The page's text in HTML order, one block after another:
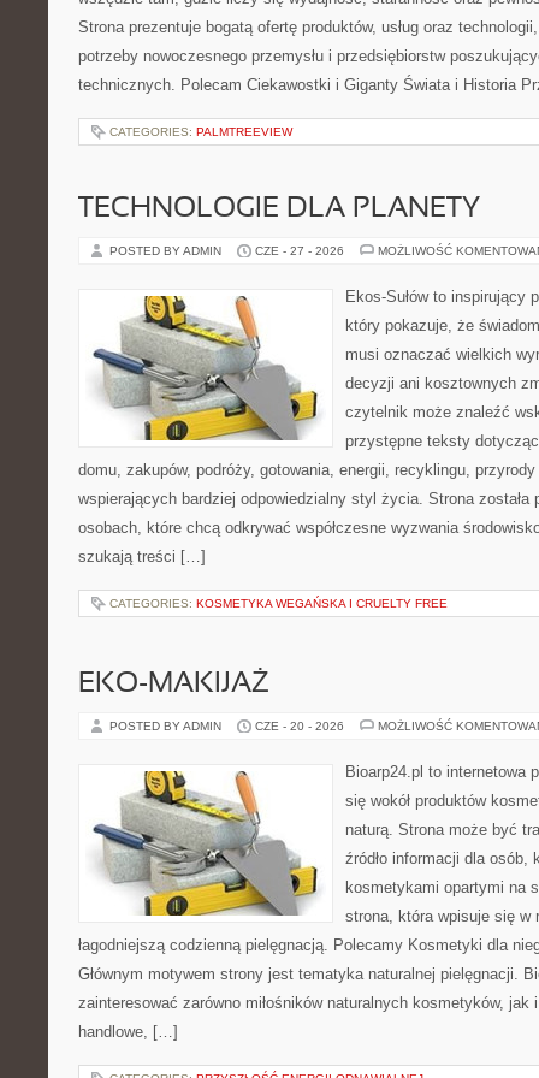
Strona prezentuje bogatą ofertę produktów, usług oraz
potrzeby nowoczesnego przemysłu i przedsiębiorstw
technicznych. Polecam Ciekawostki i Giganty Świata i Historia
CATEGORIES: PALMTREEVIEW
TECHNOLOGIE DLA PLANETY
POSTED BY ADMIN CZE - 27 - 2026 MOŻLIWOŚĆ
Ekos-Sułów to inspirujący
który pokazuje, że
musi oznaczać wielkich
decyzji ani kosztownych
czytelnik może znaleźć
przystępne teksty
domu, zakupów, podróży, gotowania, energii, recyklingu,
wspierających bardziej odpowiedzialny styl życia. Strona została
osobach, które chcą odkrywać współczesne wyzwania
szukają treści […]
CATEGORIES: KOSMETYKA WEGAŃSKA I CRUELTY FREE
EKO-MAKIJAŻ
POSTED BY ADMIN CZE - 20 - 2026 MOŻLIWOŚĆ
Bioarp24.pl to internetowa
się wokół produktów
naturą. Strona może być
źródło informacji dla osób,
kosmetykami opartymi na
strona, która wpisuje się w
łagodniejszą codzienną pielęgnacją. Polecamy Kosmetyki dla
Głównym motywem strony jest tematyka naturalnej pielęgnacji.
zainteresować zarówno miłośników naturalnych kosmetyków, jak
handlowe, […]